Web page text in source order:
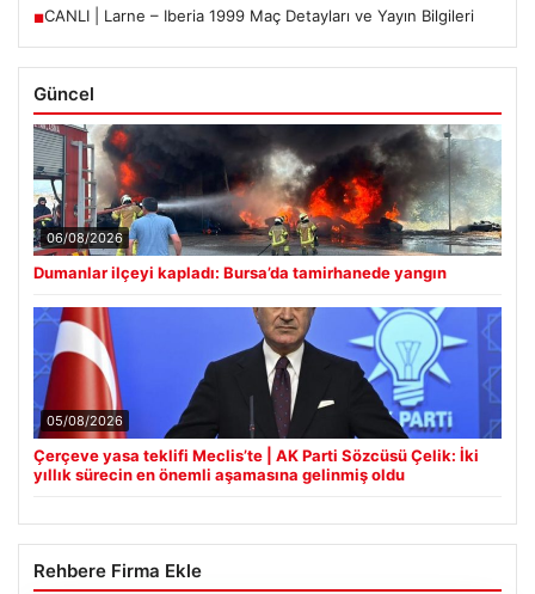
■CANLI | Larne – Iberia 1999 Maç Detayları ve Yayın Bilgileri
Güncel
06/08/2026
Dumanlar ilçeyi kapladı: Bursa’da tamirhanede yangın
05/08/2026
Çerçeve yasa teklifi Meclis’te | AK Parti Sözcüsü Çelik: İki
yıllık sürecin en önemli aşamasına gelinmiş oldu
Rehbere Firma Ekle